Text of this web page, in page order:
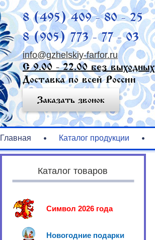
8 (495) 409 - 80 - 25
8 (905) 773 - 77 - 03
info@gzhelskiy-farfor.ru
С 9.00 - 22.00 без выходных
Доставка по всей России
Заказать звонок
Главная Каталог продукции
Каталог товаров
Символ 2026 года
Новогодние подарки